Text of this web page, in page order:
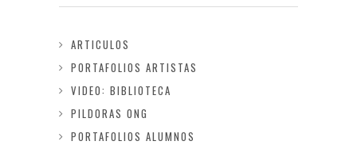
ARTICULOS
PORTAFOLIOS ARTISTAS
VIDEO: BIBLIOTECA
PILDORAS ONG
PORTAFOLIOS ALUMNOS